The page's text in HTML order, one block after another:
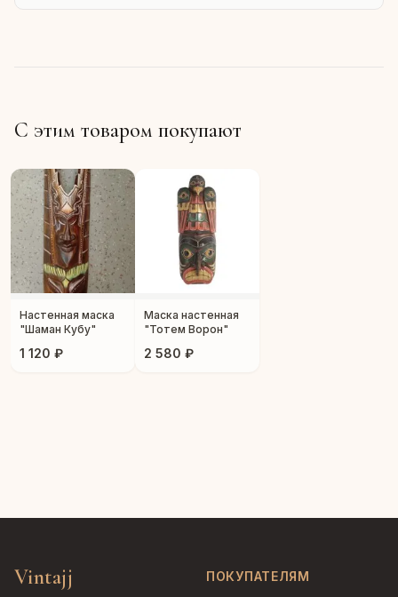
С этим товаром покупают
Настенная маска
"Шаман Кубу"
1 120 ₽
Маска настенная
"Тотем Ворон"
2 580 ₽
Vintajj ПОКУПАТЕЛЯМ